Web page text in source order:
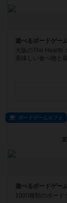
遊べるボードゲー
大阪のThe Hearth
美味しい食べ物と
ボードゲームカフェ
遊べるボードゲー
1000種類のボード